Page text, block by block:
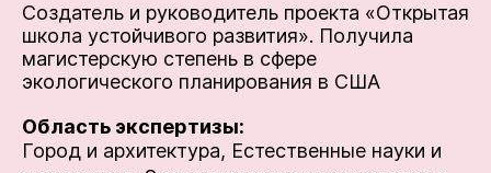
Создатель и руководитель проекта «Открытая
школа устойчивого развития». Получила
магистерскую степень в сфере
экологического планирования в США
Область экспертизы:
Город и архитектура, Естественные науки и